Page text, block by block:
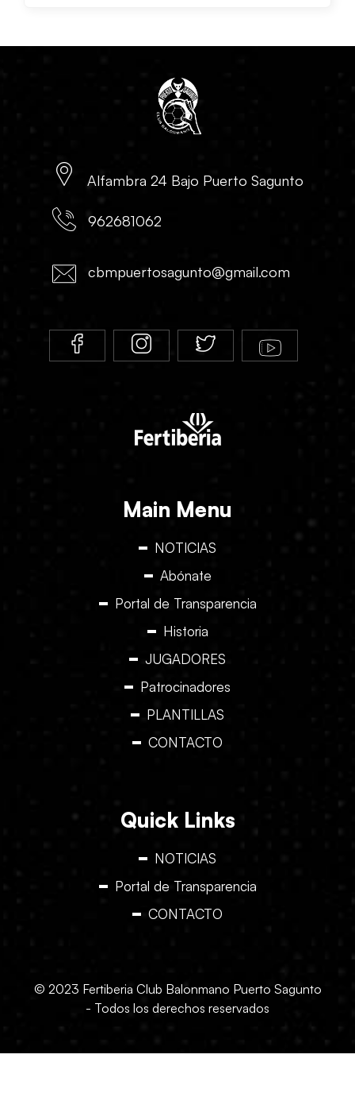
Alfambra 24 Bajo Puerto Sagunto
962681062
cbmpuertosagunto@gmail.com
Main Menu
NOTICIAS
Abónate
Portal de Transparencia
Historia
JUGADORES
Patrocinadores
PLANTILLAS
CONTACTO
Quick Links
NOTICIAS
Portal de Transparencia
CONTACTO
© 2023 Fertiberia Club Balonmano Puerto Sagunto
- Todos los derechos reservados